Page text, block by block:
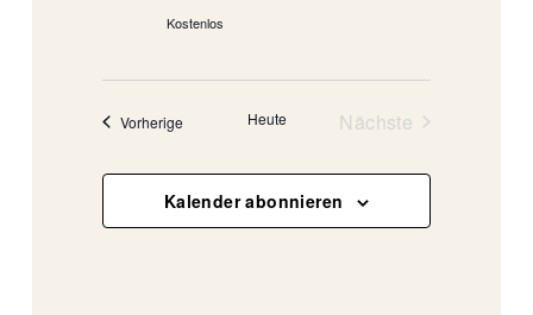
Kostenlos
VorherigeVeranstaltungen
Heute Nächste
Kalender abonnieren